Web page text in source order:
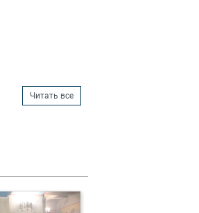
Читать все